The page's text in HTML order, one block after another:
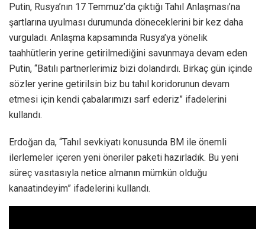
Putin, Rusya’nın 17 Temmuz’da çıktığı Tahıl Anlaşması’na
şartlarına uyulması durumunda döneceklerini bir kez daha
vurguladı. Anlaşma kapsamında Rusya’ya yönelik
taahhütlerin yerine getirilmediğini savunmaya devam eden
Putin, “Batılı partnerlerimiz bizi dolandırdı. Birkaç gün içinde
sözler yerine getirilsin biz bu tahıl koridorunun devam
etmesi için kendi çabalarımızı sarf ederiz” ifadelerini
kullandı.
Erdoğan da, “Tahıl sevkiyatı konusunda BM ile önemli
ilerlemeler içeren yeni öneriler paketi hazırladık. Bu yeni
süreç vasıtasıyla netice almanın mümkün olduğu
kanaatindeyim” ifadelerini kullandı.